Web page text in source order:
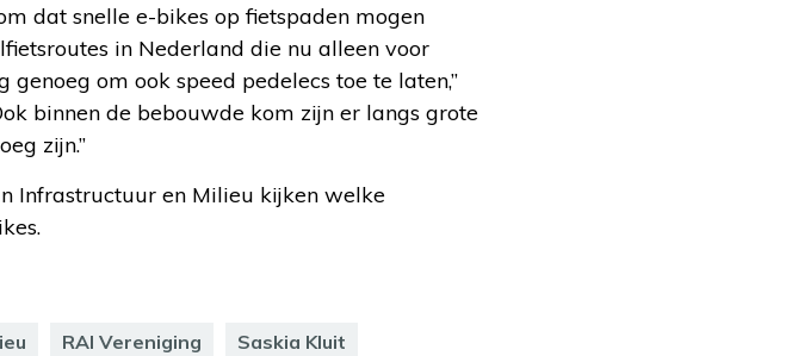
dat snelle e-bikes op fietspaden mogen
in Nederland die nu alleen voor
om ook speed pedelecs toe te laten,”
binnen de bebouwde kom zijn er langs grote
zijn.”
Infrastructuur en Milieu kijken welke
RAI Vereniging Saskia Kluit